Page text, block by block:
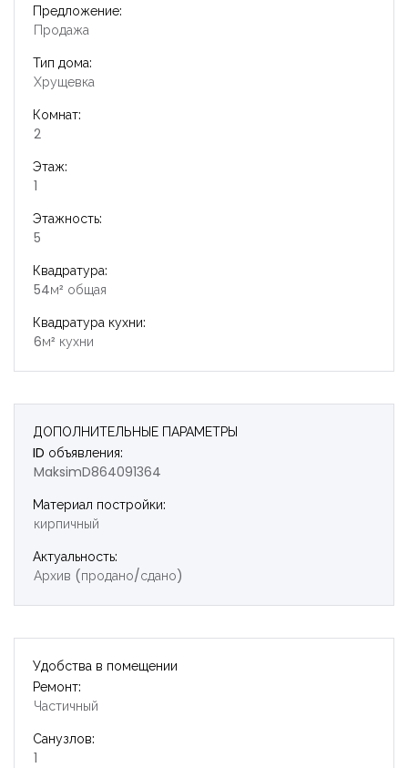
Предложение:
Продажа
Тип дома:
Хрущевка
Комнат:
2
Этаж:
1
Этажность:
5
Квадратура:
54м² общая
Квадратура кухни:
6м² кухни
ДОПОЛНИТЕЛЬНЫЕ ПАРАМЕТРЫ
ID объявления:
MaksimD864091364
Материал постройки:
кирпичный
Актуальность:
Архив (продано/сдано)
Удобства в помещении
Ремонт:
Частичный
Санузлов:
1